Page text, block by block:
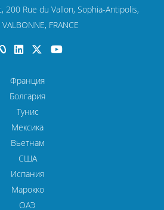
200 Rue du Vallon, Sophia-Antipolis,
FRANCE
Франция
Болгария
Тунис
Мексика
Вьетнам
США
Испания
Марокко
ОАЭ